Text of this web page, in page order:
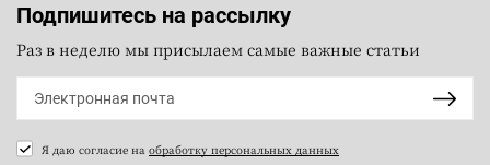
Подпишитесь на рассылку
Раз в неделю мы присылаем самые важные статьи
Я даю согласие на обработку персональных данных